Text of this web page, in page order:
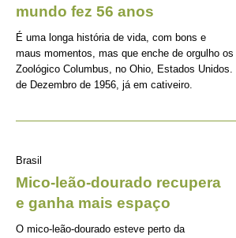
mundo fez 56 anos
É uma longa história de vida, com bons e
maus momentos, mas que enche de orgulho
Zoológico Columbus, no Ohio, Estados
de Dezembro de 1956, já em cativeiro.
Brasil
Mico-leão-dourado recupera
e ganha mais espaço
O mico-leão-dourado esteve perto da